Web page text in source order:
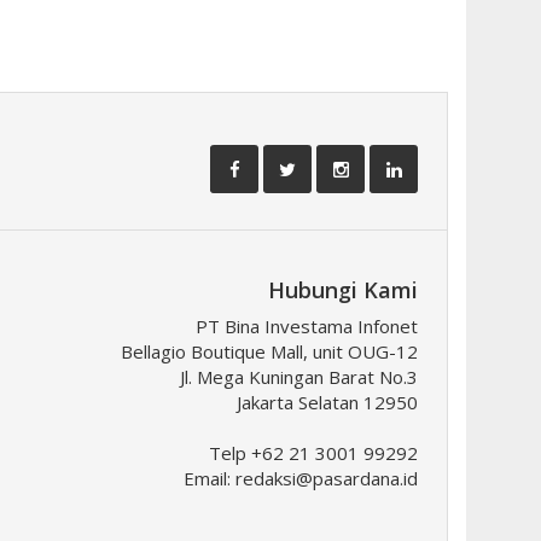
Hubungi Kami
PT Bina Investama Infonet
Bellagio Boutique Mall, unit OUG-12
Jl. Mega Kuningan Barat No.3
Jakarta Selatan 12950
Telp +62 21 3001 99292
Email: redaksi@pasardana.id